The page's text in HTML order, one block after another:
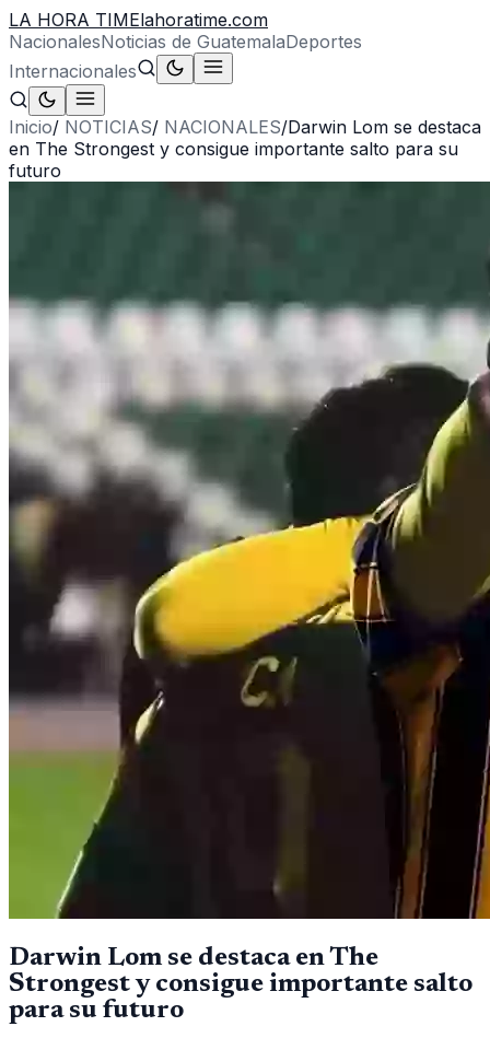
LA HORA TIMElahoratime.com
NacionalesNoticias de GuatemalaDeportes
Internacionales
Inicio/ NOTICIAS/ NACIONALES/Darwin Lom se destaca
en The Strongest y consigue importante salto para su
futuro
Darwin Lom se destaca en The
Strongest y consigue importante salto
para su futuro